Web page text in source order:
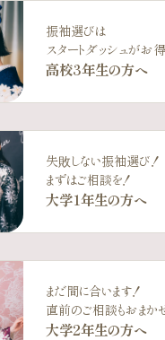
振袖選びは
スタートダッシュがお
高校3年生の方へ
失敗しない振袖選び！
まずはご相談を！
大学1年生の方へ
まだ間に合います！
直前のご相談もおまか
大学2年生の方へ